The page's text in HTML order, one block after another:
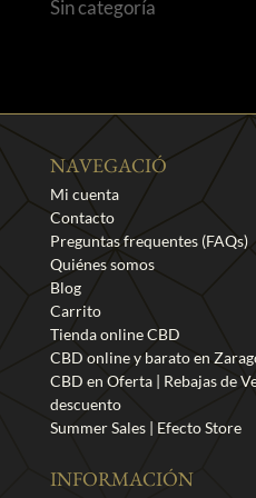
Sin categoría
NAVEGACIÓ
Mi cuenta
Contacto
Preguntas frequentes (FAQs)
Quiénes somos
Blog
Carrito
Tienda online CBD
CBD online y barato en
CBD en Oferta | Rebajas de
descuento
Summer Sales | Efecto Store
INFORMACIÓN